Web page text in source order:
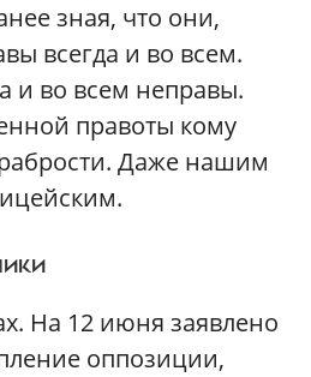
зная, что они,
всегда и во всем.
и во всем неправы.
правоты кому
Даже нашим
На 12 июня заявлено
оппозиции,